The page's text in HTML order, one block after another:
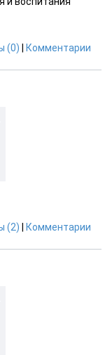
(0) Комментарии
(2) Комментарии